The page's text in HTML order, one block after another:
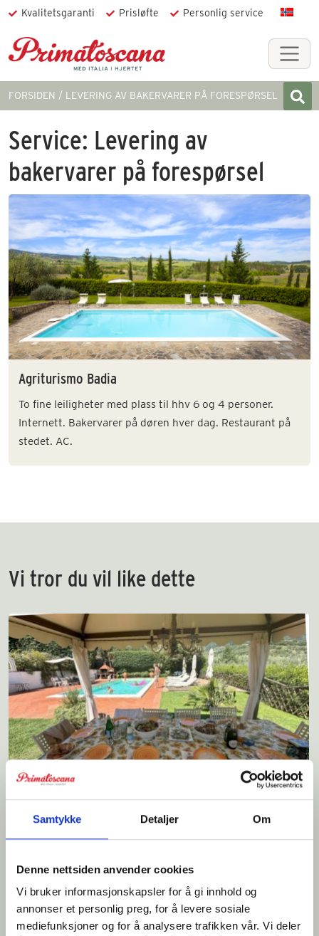
Samtykke Detaljer Om
Denne nettsiden anvender cookies
Vi bruker informasjonskapsler for å gi innhold og
annonser et personlig preg, for å levere sosiale
mediefunksjoner og for å analysere trafikken vår. Vi deler
Kvalitetsgaranti Prisløfte Personlig service
FORSIDEN LEVERING AV BAKERVARER PÅ FORESPØRSEL
Service: Levering av
bakervarer på forespørsel
Agriturismo Badia
To fine leiligheter med plass til hhv 6 og 4 personer.
Internett. Bakervarer på døren hver dag. Restaurant på
stedet. AC.
Vi tror du vil like dette
Villa Valgiano
og velværesenter.